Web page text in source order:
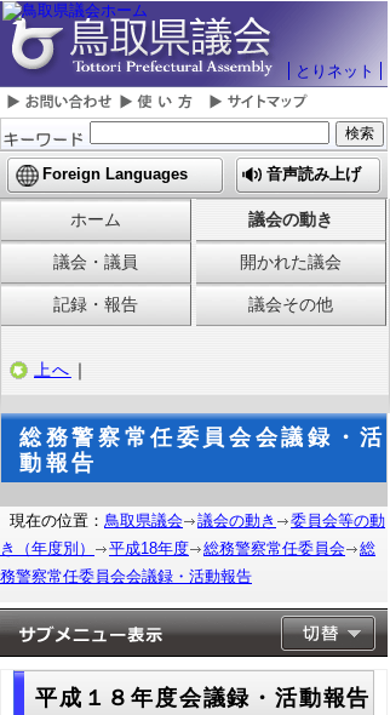
とりネット
Foreign Languages 音声読み上げ
ホーム 議会の動き
議会・議員 開かれた議会
記録・報告 議会その他
上へ ｜
総務警察常任委員会会議録・活
動報告
現在の位置： 鳥取県議会 議会の動き
委員会等の動
き（年度別）
平成18年度 総務警察常任委員会
総
務警察常任委員会会議録・活動報告
平成１８年度会議録・活動報告